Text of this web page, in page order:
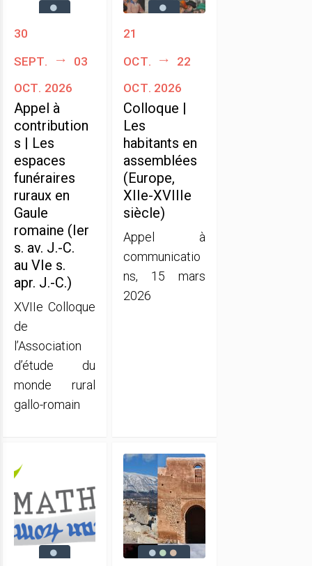
30
sept.
03
oct. 2026
Appel à
contribution
s | Les
espaces
funéraires
ruraux en
Gaule
romaine (Ier
s. av. J.-C.
au VIe s.
apr. J.-C.)
XVIIe Colloque
de
l’Association
d’étude du
monde rural
gallo-romain
21
oct.
22
oct. 2026
Colloque |
Les
habitants en
assemblées
(Europe,
XIIe-XVIIIe
siècle)
Appel à
communicatio
ns, 15 mars
2026